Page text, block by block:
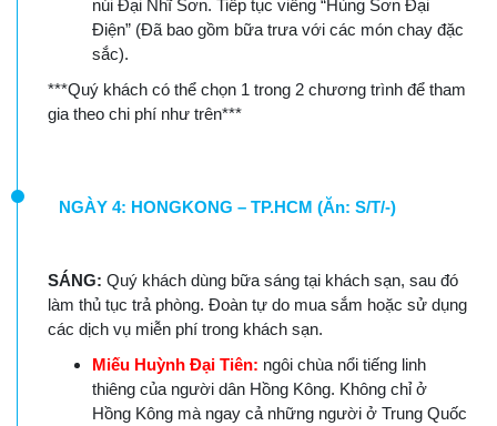
núi Đại Nhĩ Sơn. Tiếp tục viếng “Hùng Sơn Đại
Điện” (Đã bao gồm bữa trưa với các món chay đặc
sắc).
***Quý khách có thể chọn 1 trong 2 chương trình để tham
gia theo chi phí như trên***
NGÀY 4: HONGKONG – TP.HCM (Ăn: S/T/-)
SÁNG: Quý khách dùng bữa sáng tại khách sạn, sau đó
làm thủ tục trả phòng. Đoàn tự do mua sắm hoặc sử dụng
các dịch vụ miễn phí trong khách sạn.
Miếu Huỳnh Đại Tiên: ngôi chùa nổi tiếng linh
thiêng của người dân Hồng Kông. Không chỉ ở
Hồng Kông mà ngay cả những người ở Trung Quốc